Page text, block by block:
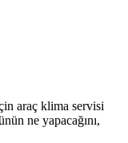
araç klima servisi
ne yapacağını,